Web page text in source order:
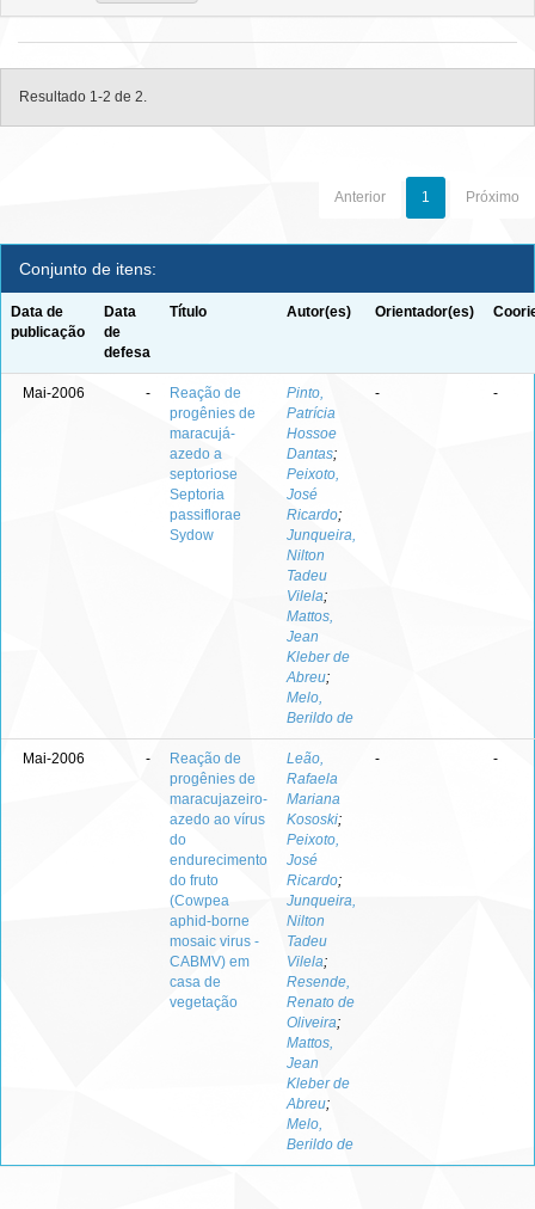
Resultado 1-2 de 2.
Anterior 1 Próximo
Conjunto de itens:
Data de
publicação
Data
de
defesa
Título Autor(es) Orientador(es)
Mai-2006 -
Reação de
progênies de
maracujá-
azedo a
septoriose
Septoria
passiflorae
Sydow
Pinto,
Patrícia
Hossoe
Dantas;
Peixoto,
José
Ricardo;
Junqueira,
Nilton
Tadeu
Vilela;
Mattos,
Jean
Kleber de
Abreu;
Melo,
Berildo de
- -
Mai-2006 -
Reação de
progênies de
maracujazeiro-
azedo ao vírus
do
endurecimento
do fruto
(Cowpea
aphid-borne
mosaic virus -
CABMV) em
casa de
vegetação
Leão,
Rafaela
Mariana
Kososki;
Peixoto,
José
Ricardo;
Junqueira,
Nilton
Tadeu
Vilela;
Resende,
Renato de
Oliveira;
Mattos,
Jean
Kleber de
Abreu;
Melo,
Berildo de
- -